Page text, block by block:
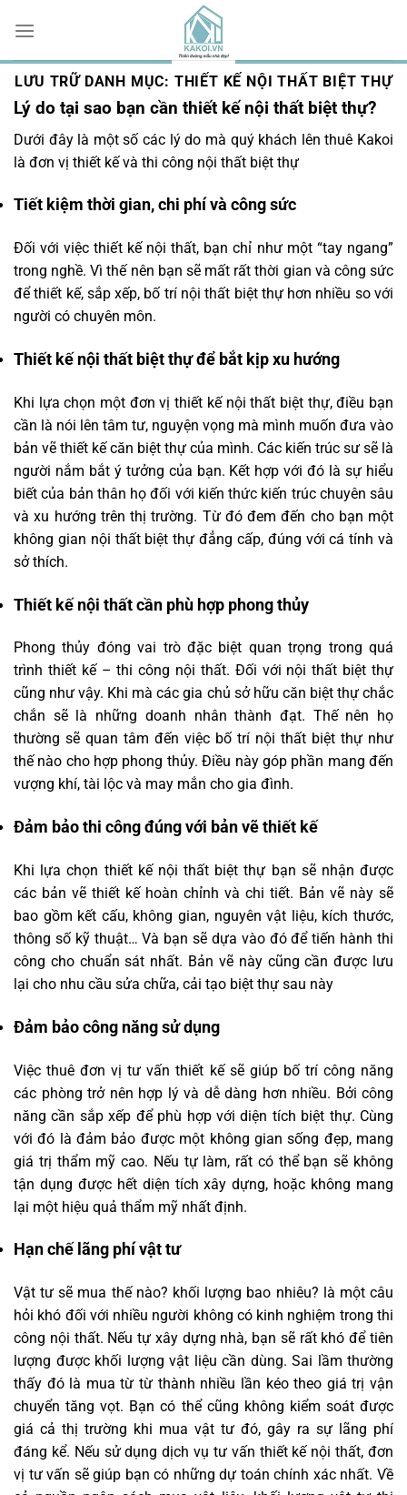
đến
nội
dungLƯU TRỮ DANH MỤC: THIẾT KẾ NỘI THẤT BIỆT THỰ
Lý do tại sao bạn cần thiết kế nội thất biệt thự?
Dưới đây là một số các lý do mà quý khách lên thuê Kakoi
là đơn vị thiết kế và thi công nội thất biệt thự
Tiết kiệm thời gian, chi phí và công sức
Đối với việc thiết kế nội thất, bạn chỉ như một “tay ngang”
trong nghề. Vì thế nên bạn sẽ mất rất thời gian và công sức
để thiết kế, sắp xếp, bố trí nội thất biệt thự hơn nhiều so với
người có chuyên môn.
Thiết kế nội thất biệt thự để bắt kịp xu hướng
Khi lựa chọn một đơn vị thiết kế nội thất biệt thự, điều bạn
cần là nói lên tâm tư, nguyện vọng mà mình muốn đưa vào
bản vẽ thiết kế căn biệt thự của mình. Các kiến trúc sư sẽ là
người nắm bắt ý tưởng của bạn. Kết hợp với đó là sự hiểu
biết của bản thân họ đối với kiến thức kiến trúc chuyên sâu
và xu hướng trên thị trường. Từ đó đem đến cho bạn một
không gian nội thất biệt thự đẳng cấp, đúng với cá tính và
sở thích.
Thiết kế nội thất cần phù hợp phong thủy
Phong thủy đóng vai trò đặc biệt quan trọng trong quá
trình thiết kế – thi công nội thất. Đối với nội thất biệt thự
cũng như vậy. Khi mà các gia chủ sở hữu căn biệt thự chắc
chắn sẽ là những doanh nhân thành đạt. Thế nên họ
thường sẽ quan tâm đến việc bố trí nội thất biệt thự như
thế nào cho hợp phong thủy. Điều này góp phần mang đến
vượng khí, tài lộc và may mắn cho gia đình.
Đảm bảo thi công đúng với bản vẽ thiết kế
Khi lựa chọn thiết kế nội thất biệt thự bạn sẽ nhận được
các bản vẽ thiết kế hoàn chỉnh và chi tiết. Bản vẽ này sẽ
bao gồm kết cấu, không gian, nguyên vật liệu, kích thước,
thông số kỹ thuật… Và bạn sẽ dựa vào đó để tiến hành thi
công cho chuẩn sát nhất. Bản vẽ này cũng cần được lưu
lại cho nhu cầu sửa chữa, cải tạo biệt thự sau này
Đảm bảo công năng sử dụng
Việc thuê đơn vị tư vấn thiết kế sẽ giúp bố trí công năng
các phòng trở nên hợp lý và dễ dàng hơn nhiều. Bởi công
năng cần sắp xếp để phù hợp với diện tích biệt thự. Cùng
với đó là đảm bảo được một không gian sống đẹp, mang
giá trị thẩm mỹ cao. Nếu tự làm, rất có thể bạn sẽ không
tận dụng được hết diện tích xây dựng, hoặc không mang
lại một hiệu quả thẩm mỹ nhất định.
Hạn chế lãng phí vật tư
Vật tư sẽ mua thế nào? khối lượng bao nhiêu? là một câu
hỏi khó đối với nhiều người không có kinh nghiệm trong thi
công nội thất. Nếu tự xây dựng nhà, bạn sẽ rất khó để tiên
lượng được khối lượng vật liệu cần dùng. Sai lầm thường
thấy đó là mua từ từ thành nhiều lần kéo theo giá trị vận
chuyển tăng vọt. Bạn có thể cũng không kiểm soát được
giá cả thị trường khi mua vật tư đó, gây ra sự lãng phí
đáng kể. Nếu sử dụng dịch vụ tư vấn thiết kế nội thất, đơn
vị tư vấn sẽ giúp bạn có những dự toán chính xác nhất. Về